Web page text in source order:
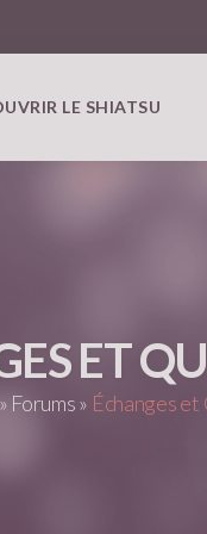
LE SHIATSU
ET
» Forums» Échanges